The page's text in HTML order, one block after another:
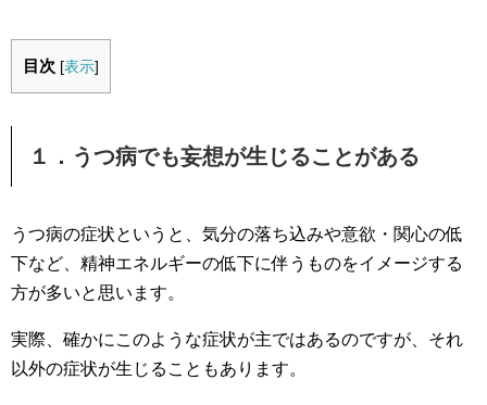
目次 [表示]
１．うつ病でも妄想が生じることがある
うつ病の症状というと、気分の落ち込みや意欲・関心の低
下など、精神エネルギーの低下に伴うものをイメージする
方が多いと思います。
実際、確かにこのような症状が主ではあるのですが、それ
以外の症状が生じることもあります。